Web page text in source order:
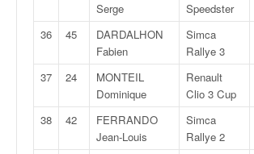
Serge
Speedster
36 45
DARDALHON
Fabien
Simca
Rallye 3
37 24
MONTEIL
Dominique
Renault
Clio 3 Cup
38 42
FERRANDO
Jean-Louis
Simca
Rallye 2